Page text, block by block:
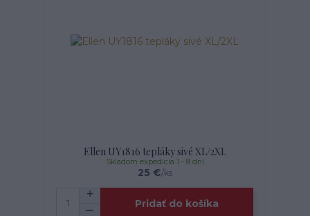
Ellen UY1816 tepláky sivé XL/2XL
25 €/ks
Skladom expedícia 1 - 8 dní
Pridať do košíka